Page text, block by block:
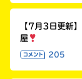
【7月3日更新】
屋
コメント 205